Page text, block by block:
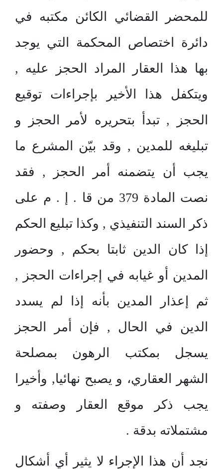
للمحضر القضائي الكائن مكتبه في
دائرة اختصاص المحكمة التي يوجد
بها هذا العقار المراد الحجز عليه ,
ويتكفل هذا الأخير بإجراءات توقيع
الحجز , تبدأ بتحريره لأمر الحجز و
تبليغه للمدين , وقد بيّن المشرع ما
يجب أن يتضمنه أمر الحجز , فقد
نصت المادة 379 من قا . إ . م على
ذكر السند التنفيذي , وكذا تبليع الحكم
إذا كان الدين ثابتا بحكم , وحضور
المدين أو غيابه في إجراءات الحجز ,
ثم إعذار المدين بأنه إذا لم يسدد
الدين في الحال , فإن أمر الحجز
يسجل بمكتب الرهون بمصلحة
الشهر العقاري، و يصبح نهائيا, وأخيرا
يجب ذكر موقع العقار وصفته و
مشتملاته بدقة .
نجد أن هذا الإجراء لا يثير أي أشكال